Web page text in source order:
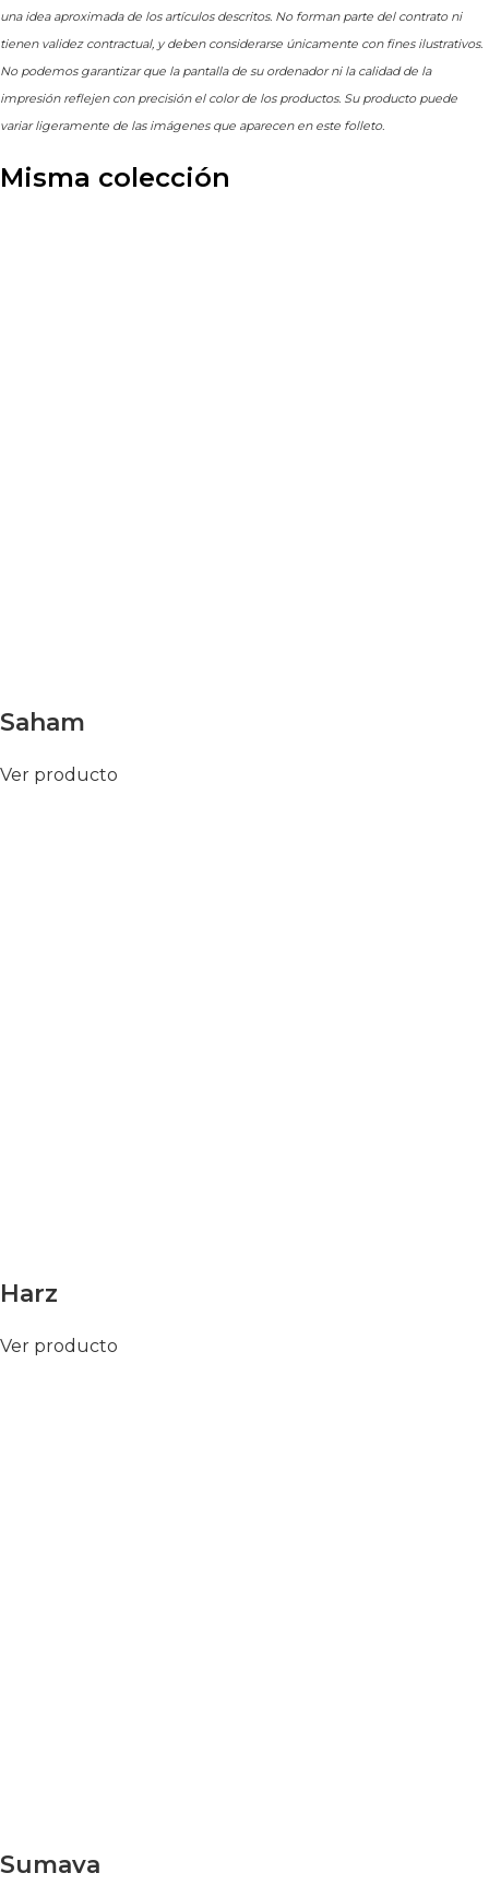
una idea aproximada de los artículos descritos. No forman parte del contrato ni
tienen validez contractual, y deben considerarse únicamente con fines ilustrativos.
No podemos garantizar que la pantalla de su ordenador ni la calidad de la
impresión reflejen con precisión el color de los productos. Su producto puede
variar ligeramente de las imágenes que aparecen en este folleto.
Misma colección
Saham
Ver producto
Harz
Ver producto
Sumava